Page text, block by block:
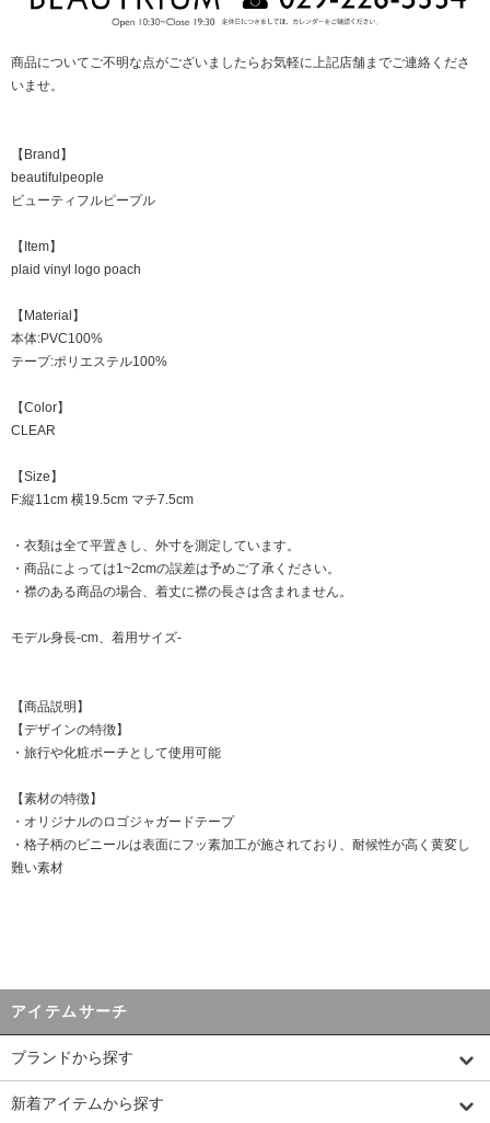
商品についてご不明な点がございましたらお気軽に上記店舗までご連絡くださ
いませ。
【Brand】
beautifulpeople
ビューティフルピープル
【Item】
plaid vinyl logo poach
【Material】
本体:PVC100%
テープ:ポリエステル100%
【Color】
CLEAR
【Size】
F:縦11cm 横19.5cm マチ7.5cm
・衣類は全て平置きし、外寸を測定しています。
・商品によっては1~2cmの誤差は予めご了承ください。
・襟のある商品の場合、着丈に襟の長さは含まれません。
モデル身長-cm、着用サイズ-
【商品説明】
【デザインの特徴】
・旅行や化粧ポーチとして使用可能
【素材の特徴】
・オリジナルのロゴジャガードテープ
・格子柄のビニールは表面にフッ素加工が施されており、耐候性が高く黄変し
難い素材
アイテムサーチ
ブランドから探す
新着アイテムから探す